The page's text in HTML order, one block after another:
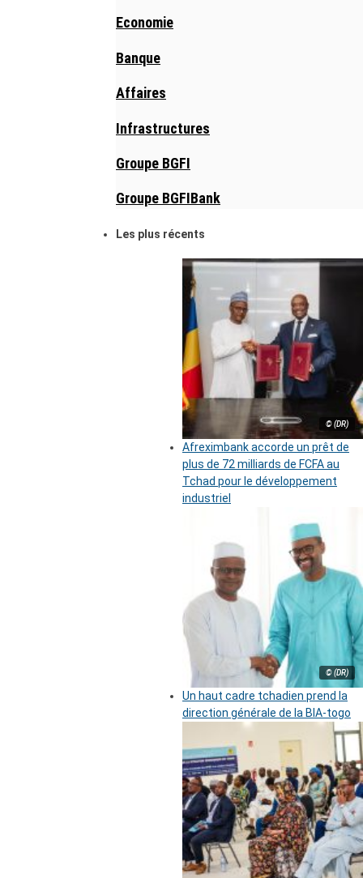
Economie
Banque
Affaires
Infrastructures
Groupe BGFI
Groupe BGFIBank
Les plus récents
© (DR)
Afreximbank accorde un prêt de
plus de 72 milliards de FCFA au
Tchad pour le développement
industriel
© (DR)
Un haut cadre tchadien prend la
direction générale de la BIA-togo